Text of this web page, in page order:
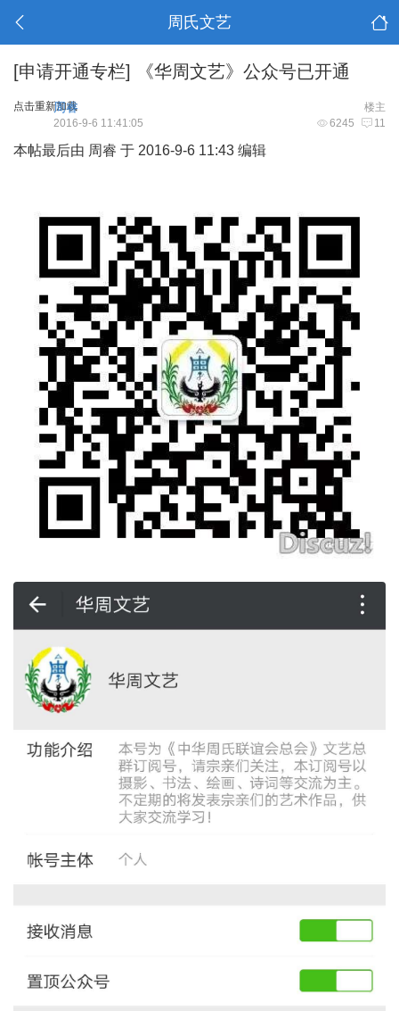
周氏文艺
[申请开通专栏] 《华周文艺》公众号已开通
点击重新加载 楼主
周睿
6245 11
2016-9-6 11:41:05
本帖最后由 周睿 于 2016-9-6 11:43 编辑